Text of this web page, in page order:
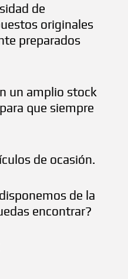
de
originales
preparados
un amplio stock
que siempre
de ocasión.
de la
encontrar?